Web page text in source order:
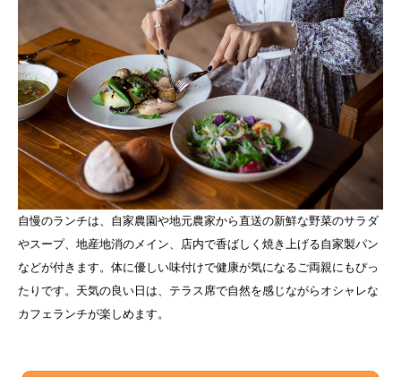
自慢のランチは、自家農園や地元農家から直送の新鮮な野菜のサラダ
やスープ、地産地消のメイン、店内で香ばしく焼き上げる自家製パン
などが付きます。体に優しい味付けで健康が気になるご両親にもぴっ
たりです。天気の良い日は、テラス席で自然を感じながらオシャレな
カフェランチが楽しめます。